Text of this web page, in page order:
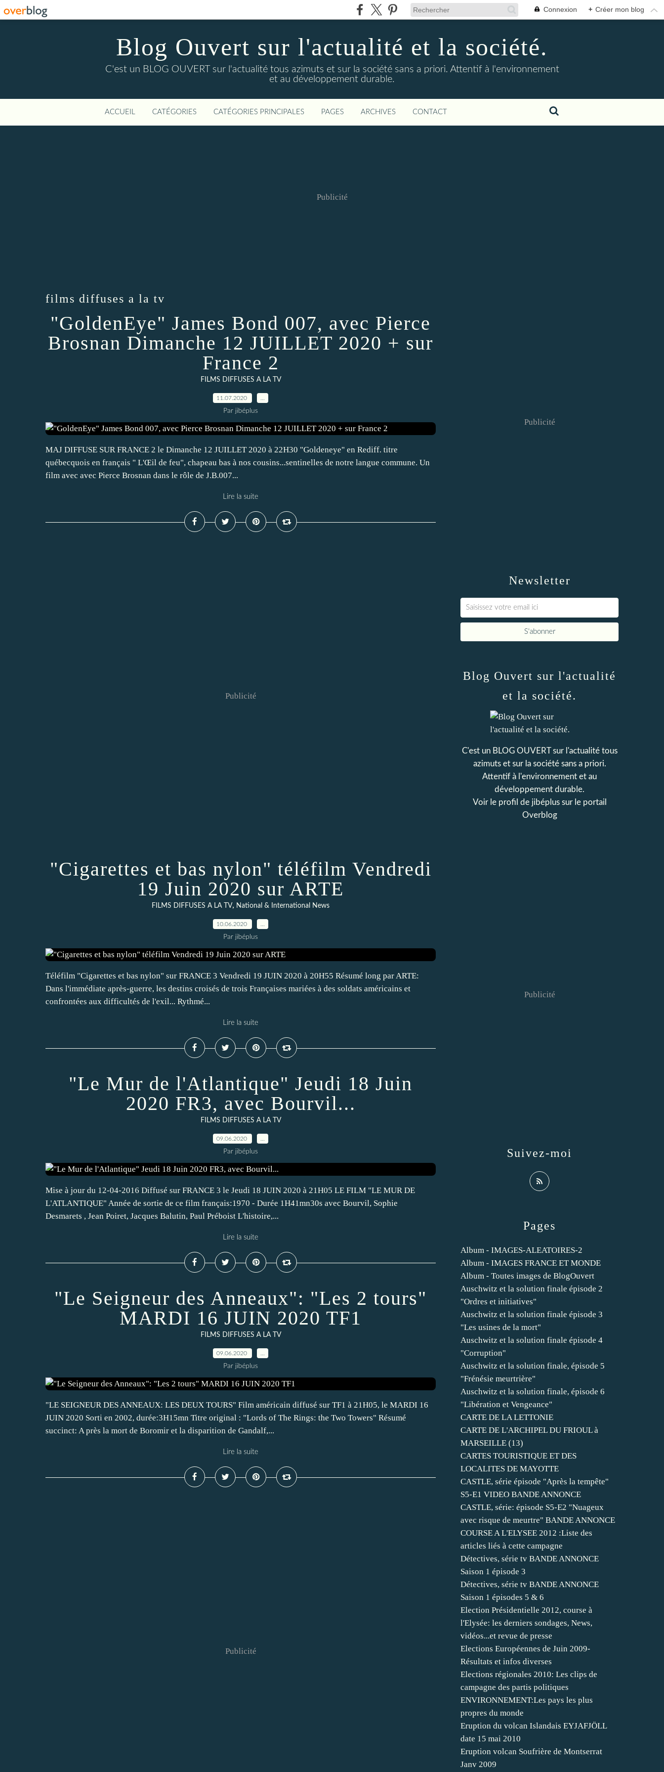
Connexion + Créer mon blog
Blog Ouvert sur l'actualité et la société.
C'est un BLOG OUVERT sur l'actualité tous azimuts et sur la société sans a priori. Attentif à l'environnement
et au développement durable.
ACCUEIL CATÉGORIES CATÉGORIES PRINCIPALES PAGES ARCHIVES CONTACT
Publicité
films diffuses a la tv
"GoldenEye" James Bond 007, avec Pierce
Brosnan Dimanche 12 JUILLET 2020 + sur
France 2
FILMS DIFFUSES A LA TV
11.07.2020
Par jibéplus
MAJ DIFFUSE SUR FRANCE 2 le Dimanche 12 JUILLET 2020 à 22H30 "Goldeneye" en Rediff. titre
québecquois en français " L'Œil de feu", chapeau bas à nos cousins...sentinelles de notre langue commune. Un
film avec avec Pierce Brosnan dans le rôle de J.B.007...
Lire la suite
Publicité
"Cigarettes et bas nylon" téléfilm Vendredi
19 Juin 2020 sur ARTE
FILMS DIFFUSES A LA TV, National & International News
10.06.2020
Par jibéplus
Téléfilm "Cigarettes et bas nylon" sur FRANCE 3 Vendredi 19 JUIN 2020 à 20H55 Résumé long par ARTE:
Dans l'immédiate après-guerre, les destins croisés de trois Françaises mariées à des soldats américains et
confrontées aux difficultés de l'exil... Rythmé...
Lire la suite
"Le Mur de l'Atlantique" Jeudi 18 Juin
2020 FR3, avec Bourvil...
FILMS DIFFUSES A LA TV
09.06.2020
Par jibéplus
Mise à jour du 12-04-2016 Diffusé sur FRANCE 3 le Jeudi 18 JUIN 2020 à 21H05 LE FILM "LE MUR DE
L'ATLANTIQUE" Année de sortie de ce film français:1970 - Durée 1H41mn30s avec Bourvil, Sophie
Desmarets , Jean Poiret, Jacques Balutin, Paul Préboist L'histoire,...
Lire la suite
"Le Seigneur des Anneaux": "Les 2 tours"
MARDI 16 JUIN 2020 TF1
FILMS DIFFUSES A LA TV
09.06.2020
Par jibéplus
"LE SEIGNEUR DES ANNEAUX: LES DEUX TOURS" Film américain diffusé sur TF1 à 21H05, le MARDI 16
JUIN 2020 Sorti en 2002, durée:3H15mn Titre original : "Lords of The Rings: the Two Towers" Résumé
succinct: A près la mort de Boromir et la disparition de Gandalf,...
Lire la suite
Publicité
Newsletter
Publicité
Pages
Album - IMAGES-ALEATOIRES-2
Album - IMAGES FRANCE ET MONDE
Album - Toutes images de BlogOuvert
Auschwitz et la solution finale épisode 2
"Ordres et initiatives"
Auschwitz et la solution finale épisode 3
"Les usines de la mort"
Auschwitz et la solution finale épisode 4
"Corruption"
Auschwitz et la solution finale, épisode 5
"Frénésie meurtrière"
Auschwitz et la solution finale, épisode 6
"Libération et Vengeance"
CARTE DE LA LETTONIE
CARTE DE L'ARCHIPEL DU FRIOUL à
MARSEILLE (13)
CARTES TOURISTIQUE ET DES
LOCALITES DE MAYOTTE
CASTLE, série épisode "Après la tempête"
S5-E1 VIDEO BANDE ANNONCE
CASTLE, série: épisode S5-E2 "Nuageux
avec risque de meurtre" BANDE ANNONCE
COURSE A L'ELYSEE 2012 :Liste des
articles liés à cette campagne
Détectives, série tv BANDE ANNONCE
Saison 1 épisode 3
Détectives, série tv BANDE ANNONCE
Saison 1 épisodes 5 & 6
Election Présidentielle 2012, course à
l'Elysée: les derniers sondages, News,
vidéos...et revue de presse
Elections Européennes de Juin 2009-
Résultats et infos diverses
Elections régionales 2010: Les clips de
campagne des partis politiques
ENVIRONNEMENT:Les pays les plus
propres du monde
Eruption du volcan Islandais EYJAFJÖLL
date 15 mai 2010
Eruption volcan Soufrière de Montserrat
Janv 2009
Blog Ouvert sur l'actualité
et la société.
C'est un BLOG OUVERT sur l'actualité tous
azimuts et sur la société sans a priori.
Attentif à l'environnement et au
développement durable.
Voir le profil de jibéplussur le portail
Overblog
Suivez-moi
Publicité